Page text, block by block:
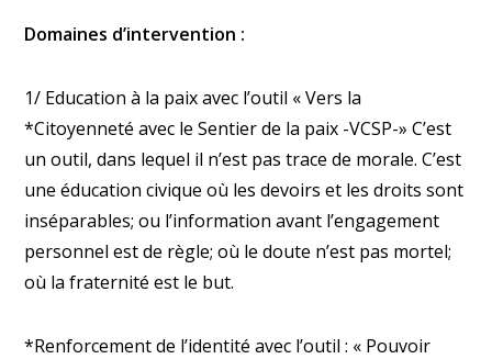
PRESSE
Domaines d’intervention :
1/ Education à la paix avec l’outil « Vers la
*Citoyenneté avec le Sentier de la paix -VCSP-» C’est
un outil, dans lequel il n’est pas trace de morale. C’est
une éducation civique où les devoirs et les droits sont
inséparables; ou l’information avant l’engagement
personnel est de règle; où le doute n’est pas mortel;
où la fraternité est le but.
*Renforcement de l’identité avec l’outil : « Pouvoir